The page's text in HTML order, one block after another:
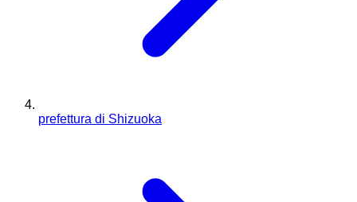
prefettura di Shizuoka